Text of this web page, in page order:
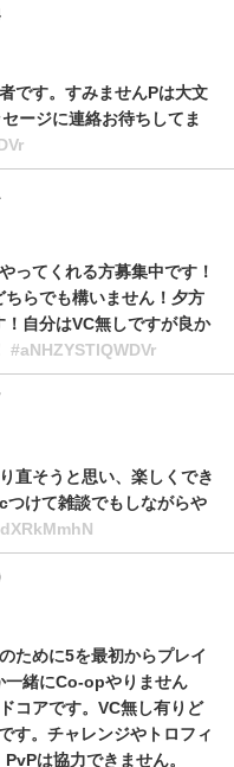
です。すみませんPは大文
ージに連絡お待ちしてま
ってくれる方募集中です！
らでも構いません！夕方
自分はVC無しですが良か
#aNHZYSTlQWDVr
直そうと思い、楽しくでき
つけて雑談でもしながらや
ために5を最初からプレイ
一緒にCo-opやりません
コアです。VC無し有りど
す。チャレンジやトロフィ
は協力できません。